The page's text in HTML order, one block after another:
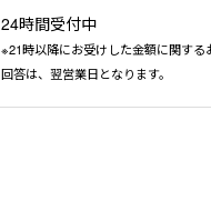
24時間受付中
※21時以降にお受けした金額に関する
回答は、翌営業日となります。